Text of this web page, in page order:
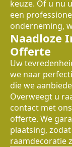
keuze. Of u nu
een
onderneming,
Naadloze
Offerte
Uw
we naar
die we
Overweegt u
contact met
offerte. We
plaatsing,
raamdecoratie